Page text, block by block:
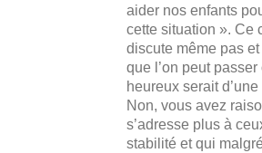
aider nos enfants
cette situation ». Ce
discute même pas
que l’on peut passer
heureux serait
Non, vous avez
s’adresse plus à
stabilité et qui